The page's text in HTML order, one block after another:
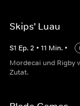
Skips' Luau
S1 Ep.2 • 11 Min. •
Mordecai und Rigby
Zutat.